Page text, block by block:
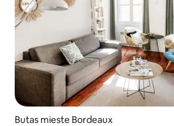
Butas mieste Bordeaux